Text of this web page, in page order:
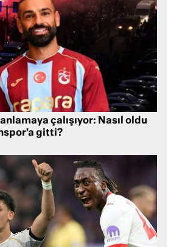
çalışıyor: Nasıl oldu
gitti?